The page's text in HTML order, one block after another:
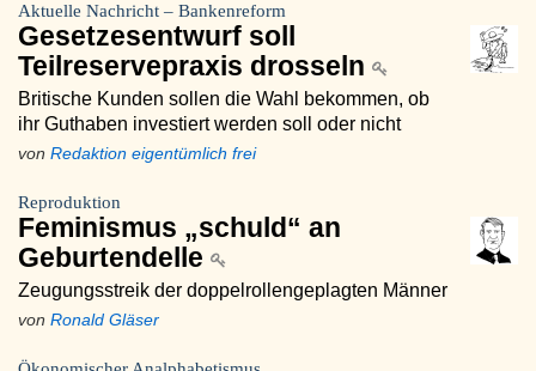
Aktuelle Nachricht – Bankenreform
Gesetzesentwurf soll
Teilreservepraxis drosseln
Britische Kunden sollen die Wahl bekommen, ob
ihr Guthaben investiert werden soll oder nicht
von Redaktion eigentümlich frei
Reproduktion
Feminismus „schuld“ an
Geburtendelle
Zeugungsstreik der doppelrollengeplagten Männer
von Ronald Gläser